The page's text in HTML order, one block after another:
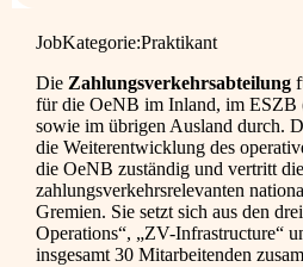
JobKategorie:Praktikant
Die Zahlungsverkehrsabteilung
für die OeNB im Inland, im ESZB
sowie im übrigen Ausland durch.
die Weiterentwicklung des
die OeNB zuständig und vertritt
zahlungsverkehrsrelevanten
Gremien. Sie setzt sich aus den
Operations“, „ZV-Infrastructure“
insgesamt 30 Mitarbeitenden